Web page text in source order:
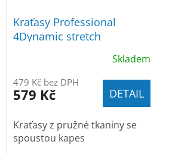
Kraťasy Professional
4Dynamic stretch
Skladem
479 Kč bez DPH
579 Kč DETAIL
Kraťasy z pružné tkaniny se
spoustou kapes